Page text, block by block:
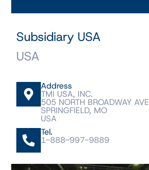
Subsidiary USA
USA
Address
TMI USA, INC.
505 NORTH BROADWAY AVE
SPRINGFIELD, MO
USA
Tel.
1-888-997-9889